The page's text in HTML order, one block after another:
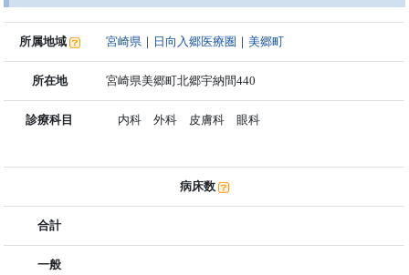
所属地域 宮崎県 ｜ 日向入郷医療圏 ｜美郷町
所在地 宮崎県美郷町北郷宇納間440
診療科目 内科 外科 皮膚科 眼科
病床数
合計
一般